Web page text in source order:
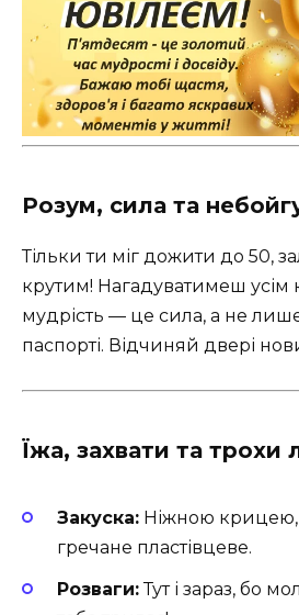
Розум, сила та
Тільки ти міг дожити до 50,
крутим! Нагадуватимеш усім
мудрість — це сила, а не
паспорті. Відчиняй двері
Їжа, захвати та трохи
Закуска: Ніжною крицею,
гречане пластівцеве.
Розваги:Тут і зараз, бо